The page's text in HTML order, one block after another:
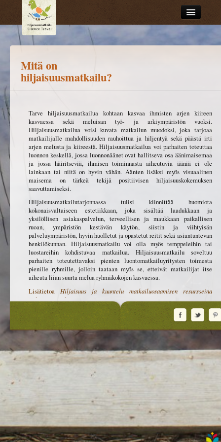
Mitä on
hiljaisuusmatkailu?
Tarve hiljaisuusmatkailua kohtaan kasvaa ihmisten arjen kiireen
kasvaessa sekä meluisan työ- ja arkiympäristön vuoksi.
Hiljaisuusmatkailua voisi kuvata matkailun muodoksi, joka tarjoaa
matkailijalle mahdollisuuden rauhoittua ja hiljentyä sekä päästä irti
arjen melusta ja kiireestä. Hiljaisuusmatkailua voi parhaiten toteuttaa
luonnon keskellä, jossa luonnonäänet ovat hallitseva osa äänimaisemaa
ja jossa häiritseviä, ihmisen toiminnasta aiheutuvia ääniä ei ole
lainkaan tai niitä on hyvin vähän. Äänten lisäksi myös visuaalinen
maisema on tärkeä tekijä positiivisen hiljaisuuskokemuksen
saavuttamiseksi.
Hiljaisuusmatkailutarjonnassa tulisi kiinnittää huomiota
kokonaisvaltaiseen estetiikkaan, joka sisältää laadukkaan ja
yksilöllisen asiakaspalvelun, terveellisen ja maukkaan paikallisen
ruoan, ympäristön kestävän käytön, siistin ja viihtyisän
palveluympäristön, hyvin huolletut ja opastetut reitit sekä asiantuntevan
henkilökunnan. Hiljaisuusmatkailu voi olla myös temppeleihin tai
luostareihin kohdistuvaa matkailua. Hiljaisuusmatkailu soveltuu
parhaiten toteutettavaksi pienten luontomatkailuyritysten toimesta
pienille ryhmille, jolloin taataan myös se, etteivät matkailijat itse
aiheuta liian suurta melua ryhmäkokojen kasvaessa.
LisätietoaHiljaisuus ja kuuntelu matkailuosaamisen resursseina
Pohjois-Karjalassa-hankkeesta